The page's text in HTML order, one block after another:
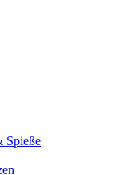
Spieße